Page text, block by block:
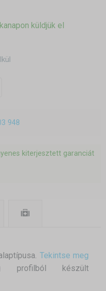
küldjük el
948
kiterjesztett garanciát
Tekintse meg
profilból készült